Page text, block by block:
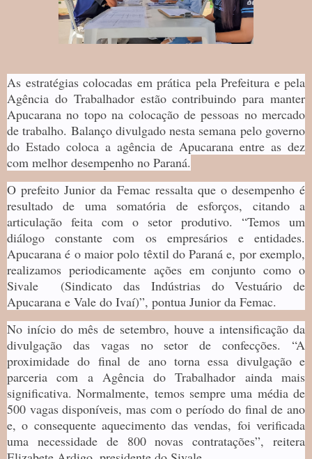
As estratégias colocadas em prática pela Prefeitura e pela
Agência do Trabalhador estão contribuindo para manter
Apucarana no topo na colocação de pessoas no mercado
de trabalho. Balanço divulgado nesta semana pelo governo
do Estado coloca a agência de Apucarana entre as dez
com melhor desempenho no Paraná.
O prefeito Junior da Femac ressalta que o desempenho é
resultado de uma somatória de esforços, citando a
articulação feita com o setor produtivo. “Temos um
diálogo constante com os empresários e entidades.
Apucarana é o maior polo têxtil do Paraná e, por exemplo,
realizamos periodicamente ações em conjunto como o
Sivale (Sindicato das Indústrias do Vestuário de
Apucarana e Vale do Ivaí)”, pontua Junior da Femac.
No início do mês de setembro, houve a intensificação da
divulgação das vagas no setor de confecções. “A
proximidade do final de ano torna essa divulgação e
parceria com a Agência do Trabalhador ainda mais
significativa. Normalmente, temos sempre uma média de
500 vagas disponíveis, mas com o período do final de ano
e, o consequente aquecimento das vendas, foi verificada
uma necessidade de 800 novas contratações”, reitera